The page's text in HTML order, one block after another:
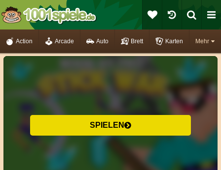
Mehr
Action Arcade Auto Brett Karten
SPIELEN